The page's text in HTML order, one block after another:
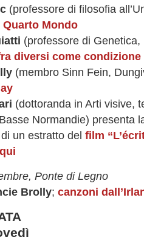
(professore di filosofia
Quarto Mondo
(professore di Genetica,
diversi come condizione
(membro Sinn Fein,
(dottoranda in Arti visive,
Normandie) presenta
un estratto del film
Ponte di Legno
Brolly; canzoni